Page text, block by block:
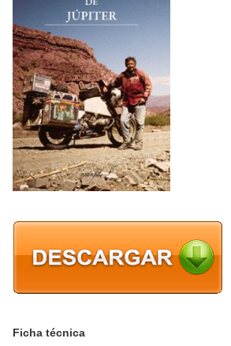
Ficha técnica